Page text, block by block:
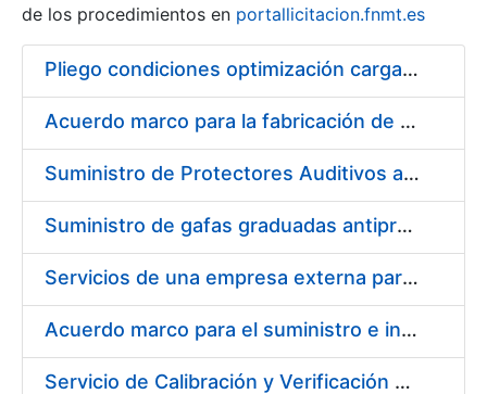
Erakutsi/Ezkutatu
de los procedimientos en portallicitacion.fnmt.es
Pliego condiciones optimización cargas compras firmado
Acuerdo marco para la fabricación de piezas
Suministro de Protectores Auditivos a medida para las personas trabajadoras de los Centros de Trabajo de Madrid y Burgos
Suministro de gafas graduadas antiproyecciones para los trabajadores de la FNMT-RCM en los centros de trabajo de Madrid y Burgos
Servicios de una empresa externa para el asesoramiento y resolución de los recursos de alzada que se presentan relacionados con procesos de selección para la FNMT-RCM
Acuerdo marco para el suministro e instalación de persianas, estores y otros complementos
Servicio de Calibración y Verificación Externa de los Equipos de Medición del Servicio de Prevención de la FNMT-RCM